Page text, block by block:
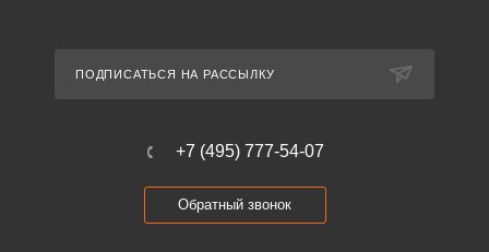
ПОДПИСАТЬСЯ НА РАССЫЛКУ
+7 (495) 777-54-07
Обратный звонок